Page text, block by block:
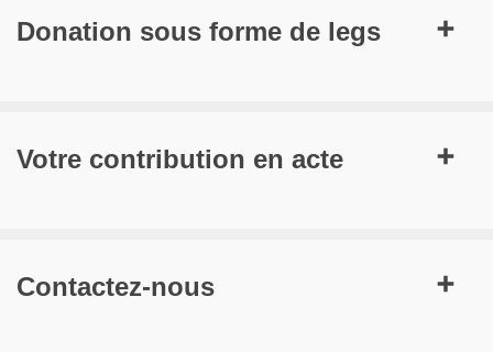
Donation sous forme de legs
Votre contribution en acte
Contactez-nous